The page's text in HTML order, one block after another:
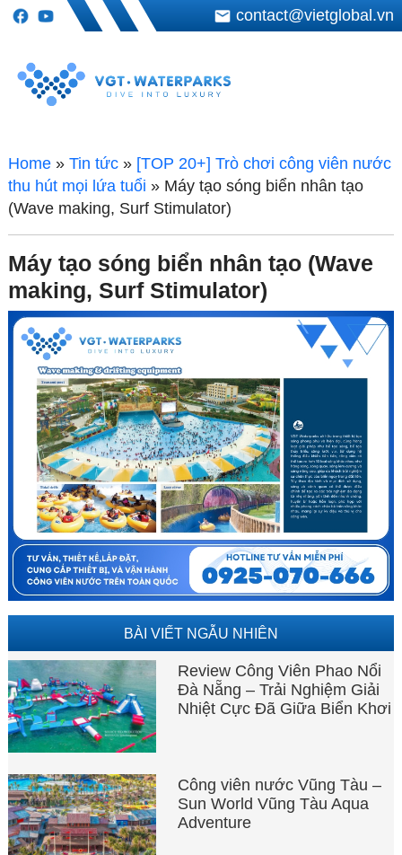
contact@vietglobal.vn
Home» Tin tức» [TOP 20+] Trò chơi công viên nước
thu hút mọi lứa tuổi » Máy tạo sóng biển nhân tạo
(Wave making, Surf Stimulator)
Máy tạo sóng biển nhân tạo (Wave
making, Surf Stimulator)
BÀI VIẾT NGẪU NHIÊN
Review Công Viên Phao Nổi
Đà Nẵng – Trải Nghiệm Giải
Nhiệt Cực Đã Giữa Biển Khơi
Công viên nước Vũng Tàu –
Sun World Vũng Tàu Aqua
Adventure